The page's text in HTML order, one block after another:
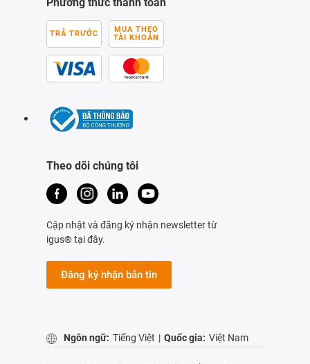
TRẢ TRƯỚC
MUA THEO
TÀI KHOẢN
Theo dõi chúng tôi
Cập nhật và đăng ký nhận newsletter từ
igus® tại đây.
Đăng ký nhận bản tin
Ngôn ngữ: Tiếng Việt | Quốc gia: Việt Nam